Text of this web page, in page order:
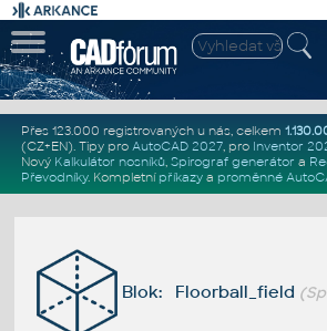
Přes 123.000 registrovaných u nás, celkem
(CZ+EN). Tipy pro AutoCAD 2027, pro Inventor
Nový Kalkulátor nosníků, Spirograf generátor a
Převodníky. Kompletní příkazya proměnné
Blok: Floorball_field